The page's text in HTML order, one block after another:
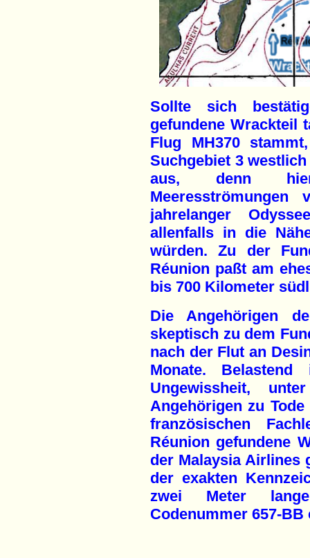
Sollte sich
gefundene Wrackteil
Flug MH370
Suchgebiet 3
aus, denn hier
jahrelanger
allenfalls in die
würden. Zu der
Réunion paßt am
bis 700 Kilometer
Die Angehörigen
skeptisch zu dem
nach der Flut an
Monate.
Ungewissheit,
Angehörigen zu
französischen
Réunion gefundene
der Malaysia Airlines
der exakten
zwei Meter
Codenummer 657-